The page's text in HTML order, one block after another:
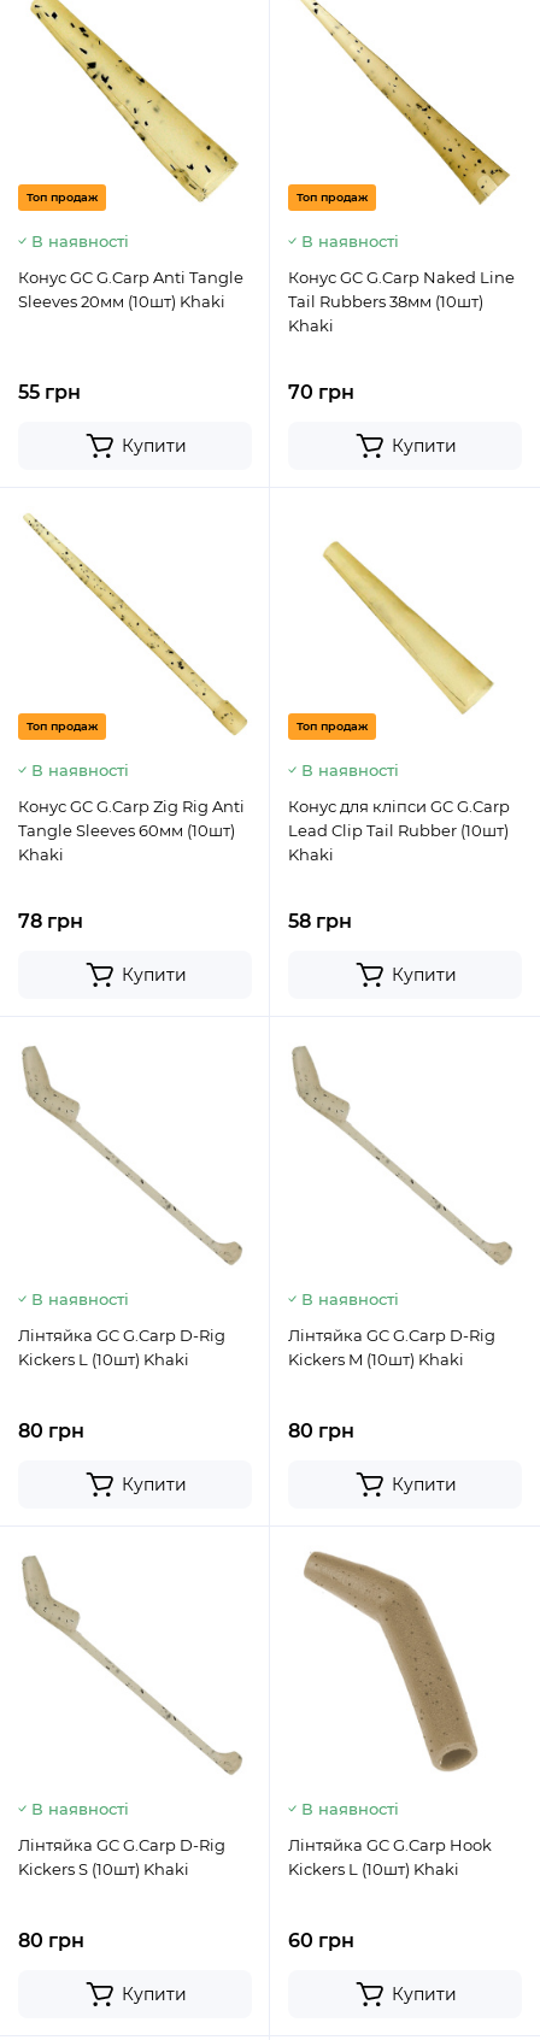
Топ продаж
В наявності
Конус GC G.Carp Anti Tangle
Sleeves 20мм (10шт) Khaki
55 грн
Купити
Топ продаж
В наявності
Конус GC G.Carp Naked Line
Tail Rubbers 38мм (10шт)
Khaki
70 грн
Купити
Топ продаж
В наявності
Конус GC G.Carp Zig Rig Anti
Tangle Sleeves 60мм (10шт)
Khaki
78 грн
Купити
Топ продаж
В наявності
Конус для кліпси GC G.Carp
Lead Clip Tail Rubber (10шт)
Khaki
58 грн
Купити
В наявності
Лінтяйка GC G.Carp D-Rig
Kickers L (10шт) Khaki
80 грн
Купити
В наявності
Лінтяйка GC G.Carp D-Rig
Kickers M (10шт) Khaki
80 грн
Купити
В наявності
Лінтяйка GC G.Carp D-Rig
Kickers S (10шт) Khaki
80 грн
Купити
В наявності
Лінтяйка GC G.Carp Hook
Kickers L (10шт) Khaki
60 грн
Купити